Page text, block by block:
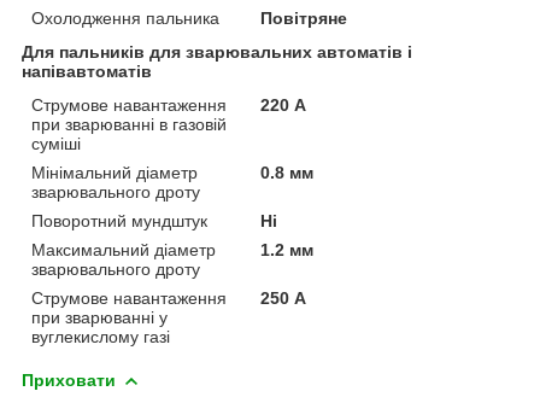
Охолодження пальника
Повітряне
Для пальників для зварювальних автоматів і
напівавтоматів
Струмове навантаження
при зварюванні в газовій
суміші
220 А
Мінімальний діаметр
зварювального дроту
0.8 мм
Поворотний мундштук
Ні
Максимальний діаметр
зварювального дроту
1.2 мм
Струмове навантаження
при зварюванні у
вуглекислому газі
250 А
Приховати